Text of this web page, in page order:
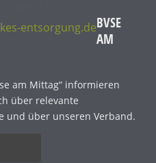
entsorgung.deBVSE
AM
am Mittag“ informieren
über relevante
und über unseren Verband.